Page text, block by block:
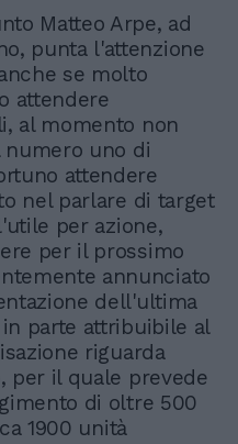
Matteo Arpe, ad
punta l'attenzione
se molto
attendere
al momento non
numero uno di
attendere
nel parlare di target
per azione,
per il prossimo
annunciato
dell'ultima
parte attribuibile al
riguarda
per il quale prevede
di oltre 500
1900 unità